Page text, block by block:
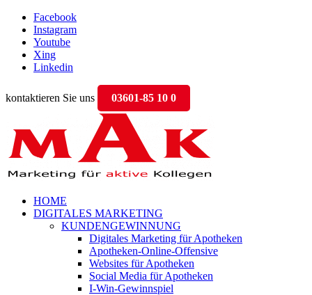
Facebook
Instagram
Youtube
Xing
Linkedin
kontaktieren Sie uns 03601-85 10 0
HOME
DIGITALES MARKETING
KUNDENGEWINNUNG
Digitales Marketing für Apotheken
Apotheken-Online-Offensive
Websites für Apotheken
Social Media für Apotheken
I-Win-Gewinnspiel